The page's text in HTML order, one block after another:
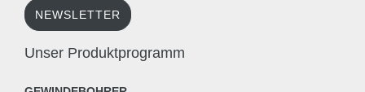
NEWSLETTER
Unser Produktprogramm